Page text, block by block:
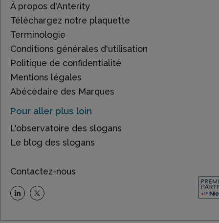
À propos d'Anterity
Téléchargez notre plaquette
Terminologie
Conditions générales d'utilisation
Politique de confidentialité
Mentions légales
Abécédaire des Marques
Pour aller plus loin
L'observatoire des slogans
Le blog des slogans
Contactez-nous